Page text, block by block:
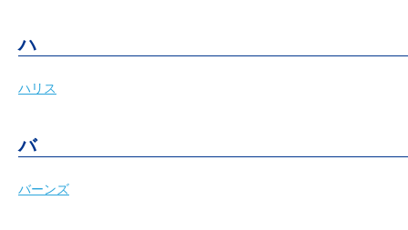
ハ
ハリス
バ
バーンズ